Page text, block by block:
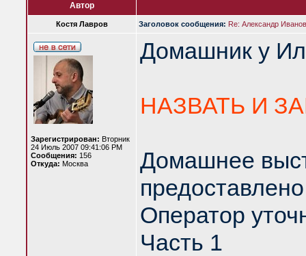
Автор
Костя Лавров Заголовок сообщения: Re: Александр
Зарегистрирован: Вторник
24 Июль 2007 09:41:06 PM
Сообщения: 156
Откуда: Москва
Домашник у
НАЗВАТЬ И
Домашнее
Оператор
Часть 1